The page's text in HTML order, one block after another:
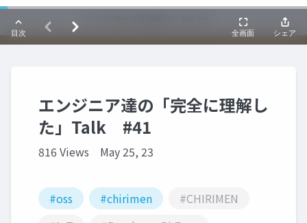
エンジニア達の「完全に理解し
た」Talk #41
816 Views May 25, 23
#oss #chirimen
#CHIRIMEN